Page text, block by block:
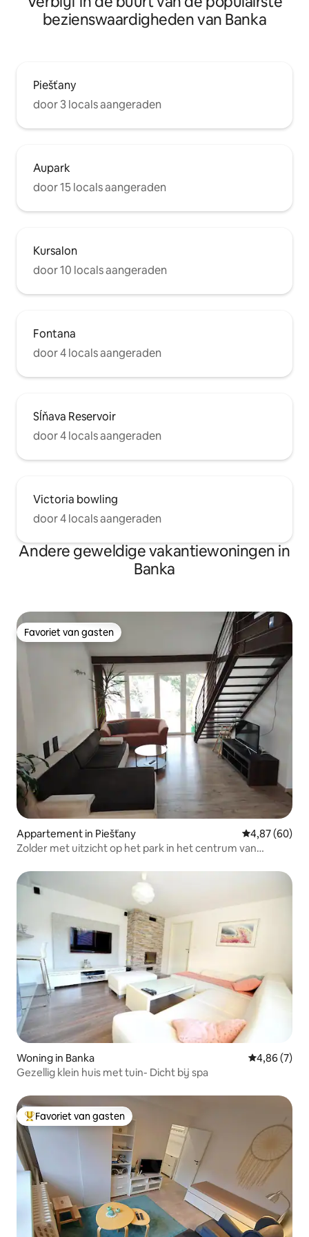
bezienswaardigheden van Banka
Piešťany
door 3 locals aangeraden
Aupark
door 15 locals aangeraden
Kursalon
door 10 locals aangeraden
Fontana
door 4 locals aangeraden
Sĺňava Reservoir
door 4 locals aangeraden
Victoria bowling
door 4 locals aangeraden
Andere geweldige vakantiewoningen in
Banka
Favoriet van gasten
Favoriet van gasten
Appartement in Piešťany Gemiddelde
4,87 (60)
Zolder met uitzicht op het park in het centrum van
Woning in Banka Gemiddelde
4,86 (7)
Gezellig klein huis met tuin- Dicht bij spa
Topfavoriet van gasten
Favoriet van gasten